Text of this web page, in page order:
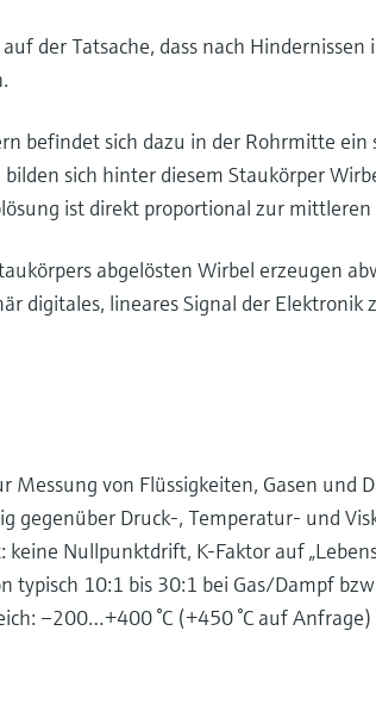
der Tatsache, dass nach
befindet sich dazu in der Rohrmitte
sich hinter diesem Staukörper
ist direkt proportional zur
abgelösten Wirbel erzeugen
digitales, lineares Signal der Elektronik
Messung von Flüssigkeiten, Gasen und
gegenüber Druck-, Temperatur- und
Nullpunktdrift, K-Faktor auf
typisch 10:1 bis 30:1 bei Gas/Dampf
–200…+400 °C (+450 °C auf Anfrage)